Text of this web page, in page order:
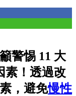
警惕 11 大
素！透過改
，避免慢性